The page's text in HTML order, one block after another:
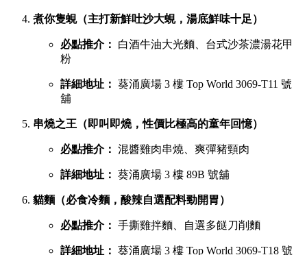
煮你隻蜆（主打新鮮吐沙大蜆，湯底鮮味十足）
必點推介：
白酒牛油大光麵、台式沙茶濃湯花甲
粉
詳細地址： 葵涌廣場 3 樓 Top World 3069-T11 號
舖
串燒之王（即叫即燒，性價比極高的童年回憶）
必點推介： 混醬雞肉串燒、爽彈豬頸肉
詳細地址： 葵涌廣場 3 樓 89B 號舖
貓麵（必食冷麵，酸辣自選配料勁開胃）
必點推介： 手撕雞拌麵、自選多餸刀削麵
詳細地址： 葵涌廣場 3 樓 Top World 3069-T18 號